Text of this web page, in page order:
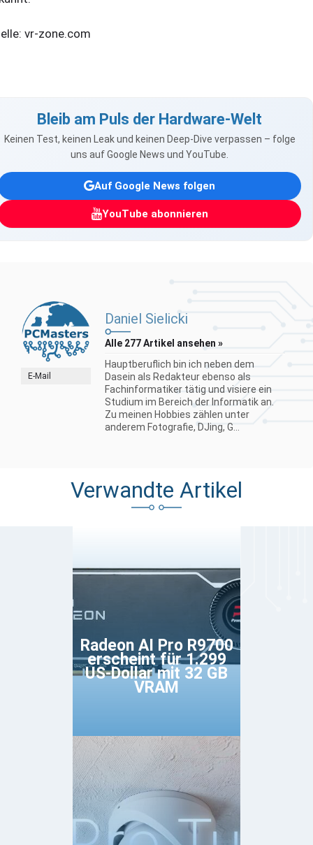
vr-zone.com
Bleib am Puls der Hardware-Welt
Keinen Test, keinen Leak und keinen Deep-Dive verpassen – folge
uns auf Google News und YouTube.
Auf Google News folgen
YouTube abonnieren
E-Mail
Daniel Sielicki
Alle 277 Artikel ansehen »
Hauptberuflich bin ich neben dem
Dasein als Redakteur ebenso als
Fachinformatiker tätig und visiere ein
Studium im Bereich der Informatik an.
Zu meinen Hobbies zählen unter
anderem Fotografie, DJing, G...
Verwandte Artikel
Radeon AI Pro R9700
erscheint für 1.299
US-Dollar mit 32 GB
VRAM